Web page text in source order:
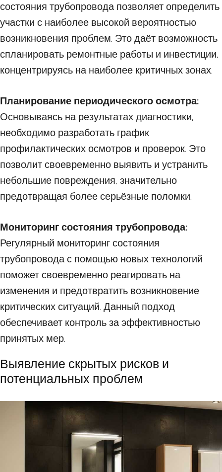
состояния трубопровода позволяет определить
участки с наиболее высокой вероятностью
возникновения проблем. Это даёт возможность
спланировать ремонтные работы и инвестиции,
концентрируясь на наиболее критичных зонах.
Планирование периодического осмотра:
Основываясь на результатах диагностики,
необходимо разработать график
профилактических осмотров и проверок. Это
позволит своевременно выявить и устранить
небольшие повреждения, значительно
предотвращая более серьёзные поломки.
Мониторинг состояния трубопровода:
Регулярный мониторинг состояния
трубопровода с помощью новых технологий
поможет своевременно реагировать на
изменения и предотвратить возникновение
критических ситуаций. Данный подход
обеспечивает контроль за эффективностью
принятых мер.
Выявление скрытых рисков и
потенциальных проблем